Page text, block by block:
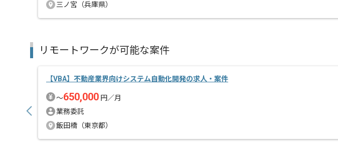
三ノ宮（兵庫県）
リモートワークが可能な案件
【VBA】不動産業界向けシステム自動化開発の求人・案件
〜650,000 円／月
業務委託
飯田橋（東京都）